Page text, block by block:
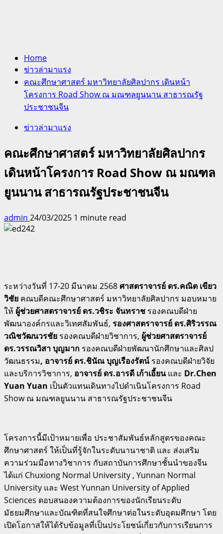
Home
ข่าวล่ามาแรง
คณะศึกษาศาสตร์ มหาวิทยาลัยศิลปากร เดินหน้า
โครงการ Road Show ณ มณฑลยูนนาน สาธารณรัฐ
ประชาชนจีน
ข่าวล่ามาแรง
คณะศึกษาศาสตร์ มหาวิทยาลัยศิลปากร
เดินหน้าโครงการ Road Show ณ มณฑล
ยูนนาน สาธารณรัฐประชาชนจีน
admin 24/03/2025 1 minute read
ระหว่างวันที่ 17-20 มีนาคม 2568ศาสตราจารย์ ดร.คณิต เขียว
วิชัย คณบดีคณะศึกษาศาสตร์ มหาวิทยาลัยศิลปากร มอบหมาย
ให้ ผู้ช่วยศาสตราจารย์ ดร.วชิระ จันทราช รองคณบดีฝ่าย
พัฒนาองค์กรและวิเทศสัมพันธ์, รองศาสตราจารย์ ดร.ศิริวรรณ
วณิชวัฒนวรชัย รองคณบดีฝ่ายวิชาการ, ผู้ช่วยศาสตราจารย์
ดร.วรรณวิสา บุญมาก รองคณบดีฝ่ายพัฒนานักศึกษาและศิลป
วัฒนธรรม, อาจารย์ ดร.ชินัณ บุญเรืองรัตน์รองคณบดีฝ่ายวิจัย
และบริการวิชาการ, อาจารย์ ดร.อารดี เก้าเอี้ยนและ Dr.Chen
Yuan Yuan เป็นตัวแทนเดินทางไปดำเนินโครงการ Road
Show ณ มณฑลยูนนาน สาธารณรัฐประชาชนจีน
โครงการนี้มีเป้าหมายเพื่อ ประชาสัมพันธ์หลักสูตรของคณะ
ศึกษาศาสตร์ ให้เป็นที่รู้จักในระดับนานาชาติ และ ส่งเสริม
ความร่วมมือทางวิชาการ กับสถาบันการศึกษาชั้นนำของจีน
ได้แก่ Chuxiong Normal University , Yunnan Normal
University และ West Yunnan University of Applied
Sciences ตอบสนองความต้องการของนักเรียนระดับ
มัธยมศึกษาและบัณฑิตที่สนใจศึกษาต่อในระดับอุดมศึกษา โดย
เปิดโอกาสให้ได้รับข้อมูลที่เป็นประโยชน์เกี่ยวกับการเรียนการ